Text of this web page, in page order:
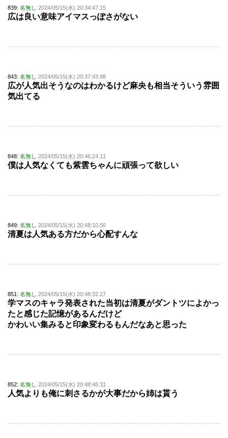
839: 名無し 2024/05/15(水) 20:34:47.15
広は良い意味アイマスっぽさがない
843: 名無し 2024/05/15(水) 20:37:43.98
広が人気出そうなのはわかるけど麻央も相当そういう雰囲
気出てる
848: 名無し 2024/05/15(水) 20:46:24.11
僕は人気なくても紫雲ちゃんに頑張って欲しい
849: 名無し 2024/05/15(水) 20:48:10.56
清夏は人気ある方だから心配すんな
851: 名無し 2024/05/15(水) 20:48:32.27
学マスのキャラ発表された当初は清夏がダントツによかっ
たと感じた記憶があるんだけど
かわいい集みると印象変わるもんだなあと思った
852: 名無し 2024/05/15(水) 20:48:48.31
人気よりも俺に刺さるかが大事だから姉は貰う